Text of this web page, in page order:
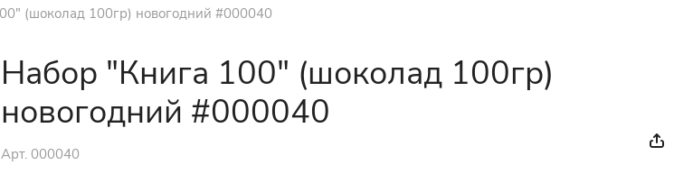
(шоколад 100гр) новогодний #000040
Набор "Книга 100" (шоколад 100гр)
новогодний #000040
Арт. 000040